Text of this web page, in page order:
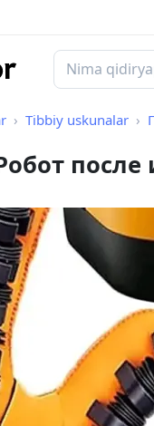
Tibbiy uskunalar
после